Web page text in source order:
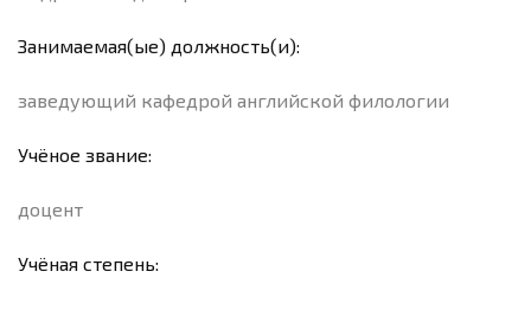
Занимаемая(ые) должность(и):
заведующий кафедрой английской филологии
Учёное звание:
доцент
Учёная степень: